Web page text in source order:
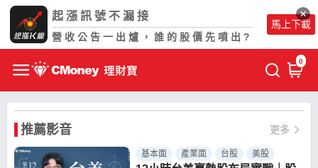
起漲訊號不漏接
營收公告一出爐，誰的股價先噴出?
馬上下載
0
推薦影音 更多
基本面 產業面 台股 美股